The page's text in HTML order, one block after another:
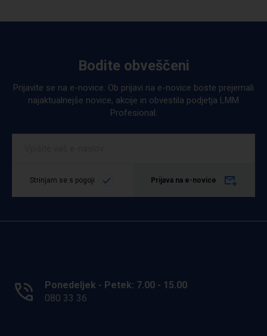
Bodite obveščeni
Prijavite se na e-novice. Ob prijavi na e-novice boste prejemali
najaktualnejše novice, akcije in obvestila podjetja LMM
Profesional.
Strinjam se s pogoji Prijava na e-novice
Ponedeljek - Petek: 7.00 - 15.00
080 33 36